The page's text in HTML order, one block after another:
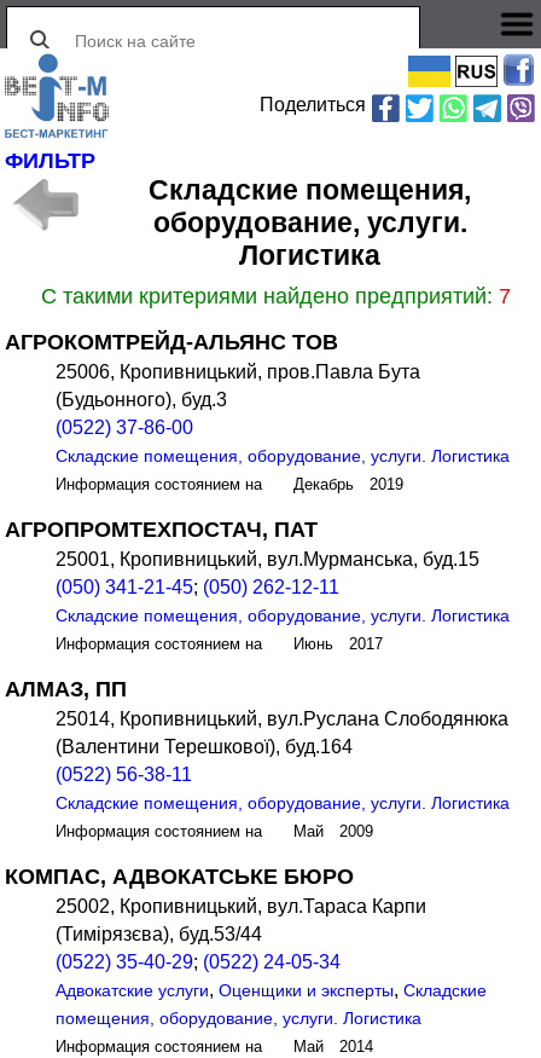
Поделиться
ФИЛЬТР
Складские помещения,
оборудование, услуги.
Логистика
С такими критериями найдено предприятий: 7
АГРОКОМТРЕЙД-АЛЬЯНС ТОВ
25006, Кропивницький, пров.Павла Бута
(Будьонного), буд.3
(0522) 37-86-00
Складские помещения, оборудование, услуги. Логистика
Информация состоянием на Декабрь 2019
АГРОПРОМТЕХПОСТАЧ, ПАТ
25001, Кропивницький, вул.Мурманська, буд.15
(050) 341-21-45; (050) 262-12-11
Складские помещения, оборудование, услуги. Логистика
Информация состоянием на Июнь 2017
АЛМАЗ, ПП
25014, Кропивницький, вул.Руслана Слободянюка
(Валентини Терешкової), буд.164
(0522) 56-38-11
Складские помещения, оборудование, услуги. Логистика
Информация состоянием на Май 2009
КОМПАС, АДВОКАТСЬКЕ БЮРО
25002, Кропивницький, вул.Тараса Карпи
(Тимірязєва), буд.53/44
(0522) 35-40-29; (0522) 24-05-34
Адвокатские услуги,Оценщики и эксперты,Складские
помещения, оборудование, услуги. Логистика
Информация состоянием на Май 2014